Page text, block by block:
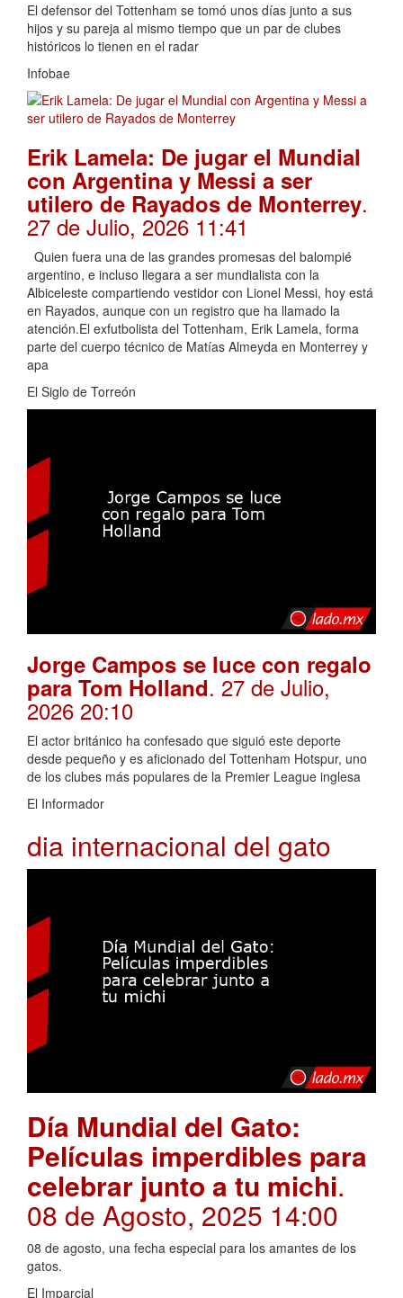
El defensor del Tottenham se tomó unos días junto a sus
hijos y su pareja al mismo tiempo que un par de clubes
históricos lo tienen en el radar
Infobae
Erik Lamela: De jugar el Mundial
con Argentina y Messi a ser
utilero de Rayados de Monterrey.
27 de Julio, 2026 11:41
Quien fuera una de las grandes promesas del balompié
argentino, e incluso llegara a ser mundialista con la
Albiceleste compartiendo vestidor con Lionel Messi, hoy está
en Rayados, aunque con un registro que ha llamado la
atención.El exfutbolista del Tottenham, Erik Lamela, forma
parte del cuerpo técnico de Matías Almeyda en Monterrey y
apa
El Siglo de Torreón
Jorge Campos se luce con regalo
para Tom Holland. 27 de Julio,
2026 20:10
El actor británico ha confesado que siguió este deporte
desde pequeño y es aficionado del Tottenham Hotspur, uno
de los clubes más populares de la Premier League inglesa
El Informador
dia internacional del gato
Día Mundial del Gato:
Películas imperdibles para
celebrar junto a tu michi.
08 de Agosto, 2025 14:00
08 de agosto, una fecha especial para los amantes de los
gatos.
El Imparcial